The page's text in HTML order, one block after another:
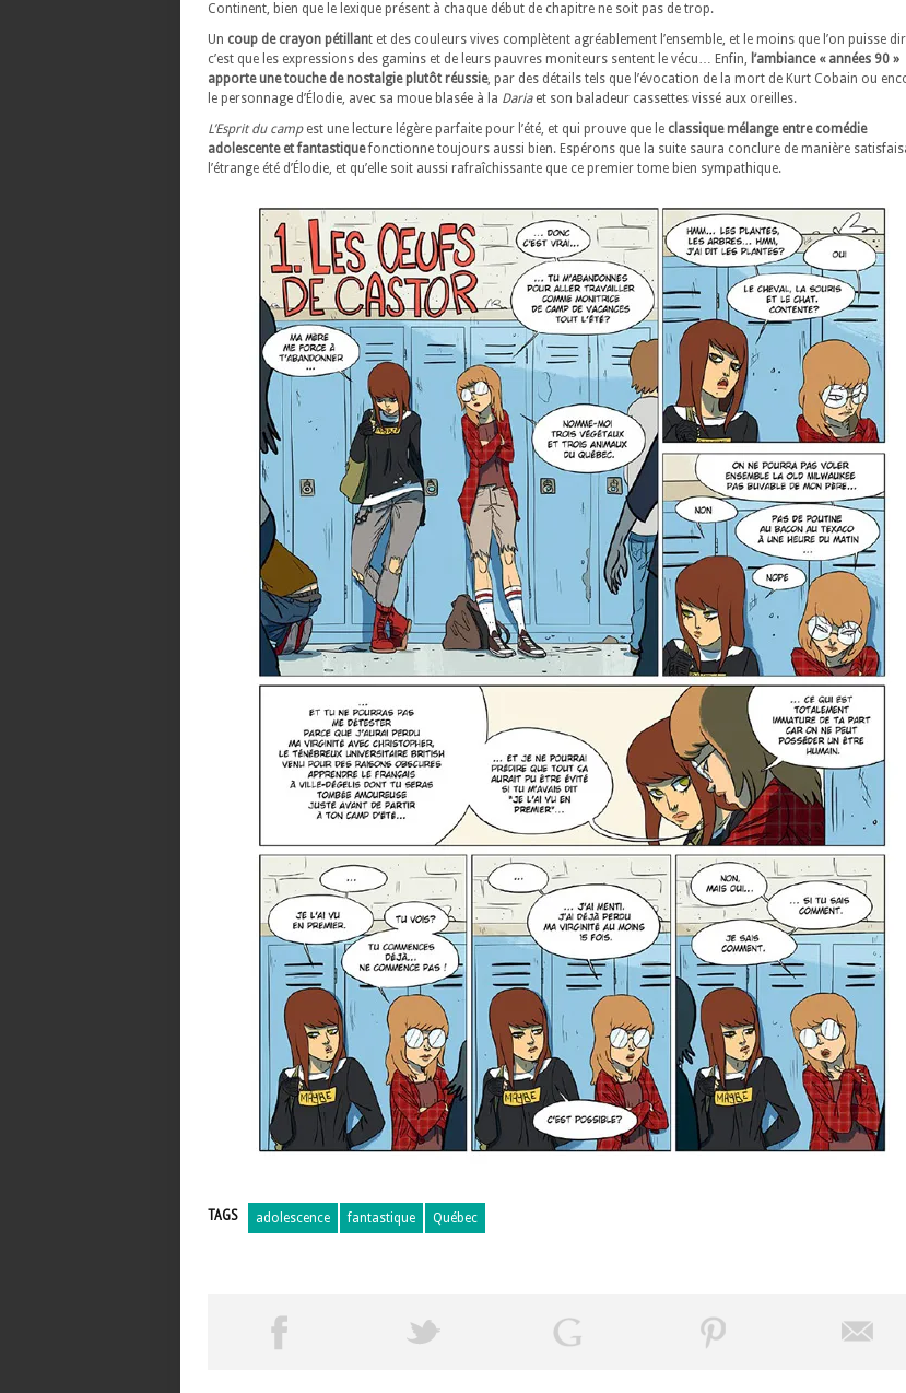
Continent, bien que le lexique présent à chaque début de chapitre ne soit pas de trop.
Un coup de crayon pétillant et des couleurs vives complètent agréablement l’ensemble, et le moins que l’on puisse
c’est que les expressions des gamins et de leurs pauvres moniteurs sentent le vécu… Enfin, l’ambiance « années 90 »
apporte une touche de nostalgie plutôt réussie, par des détails tels que l’évocation de la mort de Kurt Cobain ou
le personnage d’Élodie, avec sa moue blasée à la Dariaet son baladeur cassettes vissé aux oreilles.
L’Esprit du campest une lecture légère parfaite pour l’été, et qui prouve que le classique mélange entre comédie
adolescente et fantastiquefonctionne toujours aussi bien. Espérons que la suite saura conclure de manière
l’étrange été d’Élodie, et qu’elle soit aussi rafraîchissante que ce premier tome bien sympathique.
TAGS adolescence fantastique Québec